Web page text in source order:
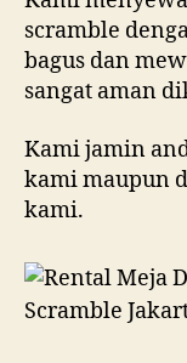
scramble
bagus dan
sangat aman
Kami jamin
kami maupun
kami.